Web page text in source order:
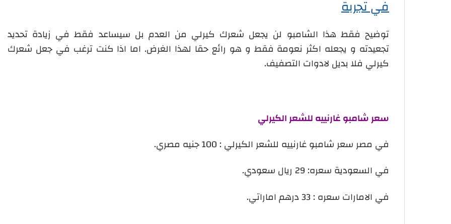
في تجربة
توضيح فقط هذا الشامبو لن يجعل شعرك كيرلي من العدم بل سيساعد فقط في زيادة تحديد
تجعيدته و يجعله اكثر نعومة فقط و هو رائع حقا لهذا الغرض. اما اذا كنت ترغب في جعل شعرك
كيرلي فلا بديل لادوات التصفيف.
سعر شامبو غارنييه للشعر الكيرلي
في مصر سعر شامبو غارنييه للشعر الكيرلي : 100 جنيه مصري.
في السعودية سعره: 29 ريال سعودي.
في الامارات سعره : 33 درهم اماراتي.